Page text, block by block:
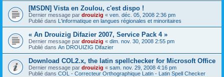
[MSDN] Vista en Zoulou, c'est dispo !
Dernier message par drouizig « ven. déc. 05, 2008 2:36 pm
Publié dans L'informatique en langues régionales et minoritaires
« An Drouizig Difazier 2007, Service Pack 4 »
Dernier message par drouizig « dim. nov. 30, 2008 2:55 pm
Publié dans An DROUIZIG Difazier
Download COL2.x, the latin spellchecker for Microsoft Office
Dernier message par drouizig « sam. nov. 29, 2008 4:16 pm
Publié dans COL - Correcteur Orthographique Latin - Latin Spell Checker